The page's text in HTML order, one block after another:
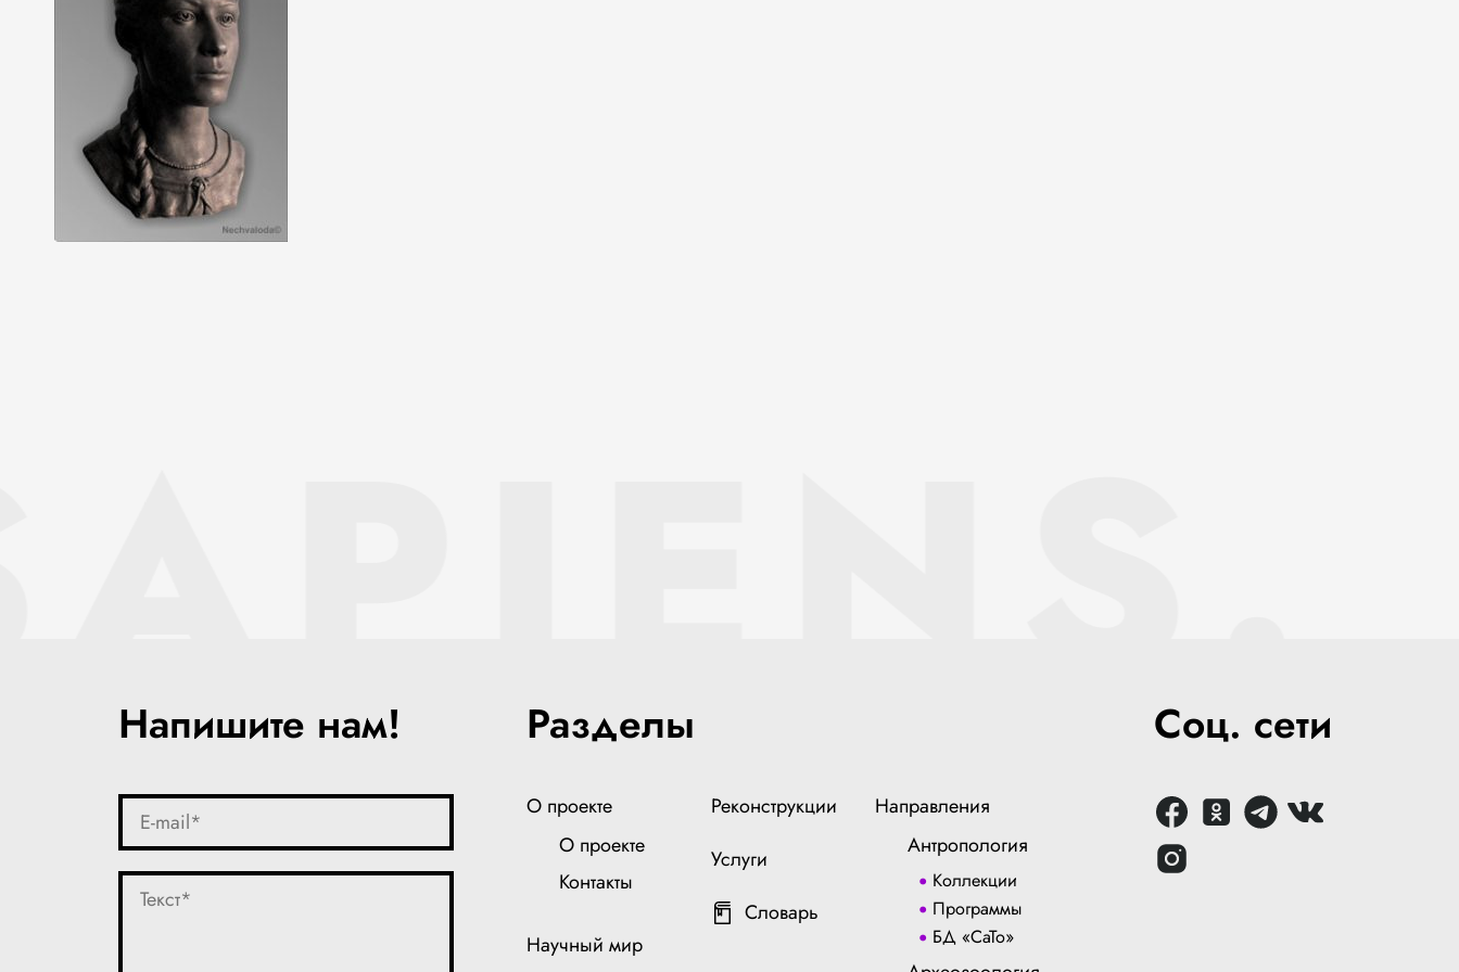
Напишите нам! Разделы
О проекте
О проекте
Контакты
Научный мир
Реконструкции
Услуги
Словарь
Направления
Антропология
Коллекции
Программы
БД «СаТо»
Соц. сети